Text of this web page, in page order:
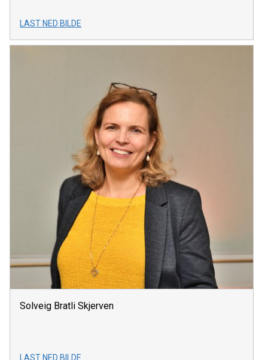
LAST NED BILDE
Solveig Bratli Skjerven
LAST NED BILDE